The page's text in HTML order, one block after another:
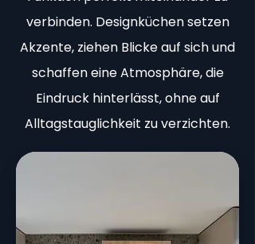
verbinden. Designküchen setzen
Akzente, ziehen Blicke auf sich und
schaffen eine Atmosphäre, die
Eindruck hinterlässt, ohne auf
Alltagstauglichkeit zu verzichten.